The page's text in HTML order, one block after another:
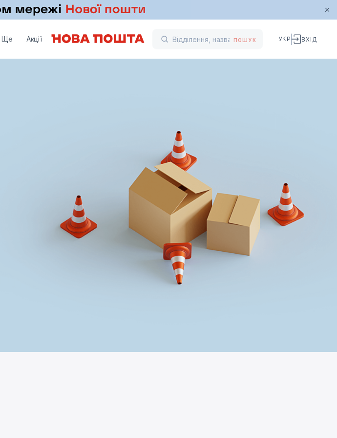
Ще Акції ПОШУК УКР ВХІД